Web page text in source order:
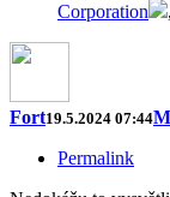
Corporation
Fort19.5.2024 07:44
Permalink